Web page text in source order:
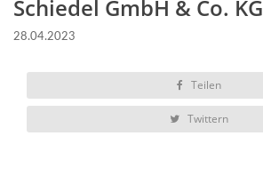
Schiedel GmbH & Co. KG
28.04.2023
Teilen
Twittern